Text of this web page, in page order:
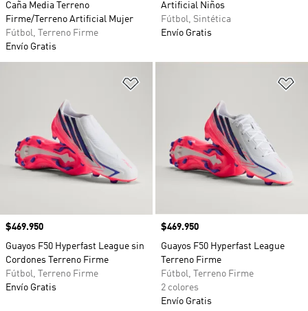
Caña Media Terreno
Firme/Terreno Artificial Mujer
Fútbol, Terreno Firme
Envío Gratis
Artificial Niños
Fútbol, Sintética
Envío Gratis
Precio
$469.950
Guayos F50 Hyperfast League sin
Cordones Terreno Firme
Fútbol, Terreno Firme
Envío Gratis
Precio
$469.950
Guayos F50 Hyperfast League
Terreno Firme
Fútbol, Terreno Firme
2 colores
Envío Gratis